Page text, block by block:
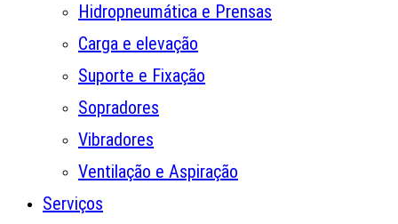
Hidropneumática e Prensas
Carga e elevação
Suporte e Fixação
Sopradores
Vibradores
Ventilação e Aspiração
Serviços